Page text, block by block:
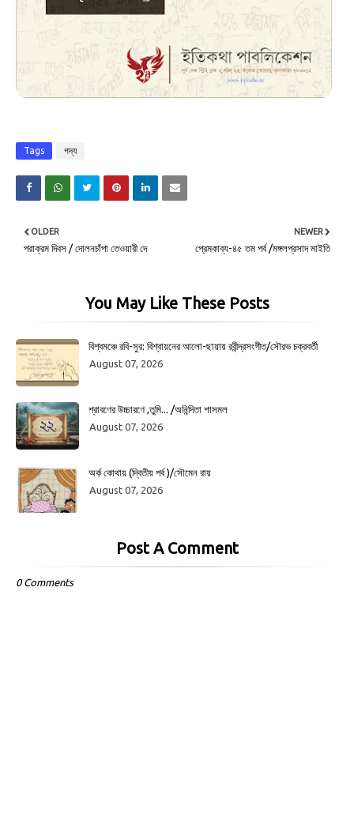
Tags গদ্য
NEWER
প্রেমকাব্য-৪৫ তম পর্ব /মঙ্গলপ্রসাদ মাইতি
OLDER
পরাক্রম দিবস / দোলনচাঁপা তেওয়ারী দে
You May Like These Posts
বিশ্বমঞ্চে রবি-সুর: বিশ্বায়নের আলো-ছায়ায় রবীন্দ্রসংগীত/সৌরভ চক্রবর্তী
August 07, 2026
শ্রাবণের উচ্চারণে ,তুমি... /অনিন্দিতা শাসমল
August 07, 2026
অর্ক কোথায় (দ্বিতীয় পর্ব )/সৌমেন রায়
August 07, 2026
Post A Comment
0 Comments